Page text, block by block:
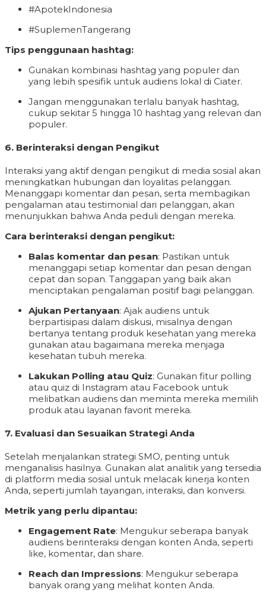
#ApotekIndonesia
#SuplemenTangerang
Tips penggunaan hashtag:
Gunakan kombinasi hashtag yang populer dan
yang lebih spesifik untuk audiens lokal di Ciater.
Jangan menggunakan terlalu banyak hashtag,
cukup sekitar 5 hingga 10 hashtag yang relevan dan
populer.
6. Berinteraksi dengan Pengikut
Interaksi yang aktif dengan pengikut di media sosial akan
meningkatkan hubungan dan loyalitas pelanggan.
Menanggapi komentar dan pesan, serta membagikan
pengalaman atau testimonial dari pelanggan, akan
menunjukkan bahwa Anda peduli dengan mereka.
Cara berinteraksi dengan pengikut:
Balas komentar dan pesan: Pastikan untuk
menanggapi setiap komentar dan pesan dengan
cepat dan sopan. Tanggapan yang baik akan
menciptakan pengalaman positif bagi pelanggan.
Ajukan Pertanyaan: Ajak audiens untuk
berpartisipasi dalam diskusi, misalnya dengan
bertanya tentang produk kesehatan yang mereka
gunakan atau bagaimana mereka menjaga
kesehatan tubuh mereka.
Lakukan Polling atau Quiz: Gunakan fitur polling
atau quiz di Instagram atau Facebook untuk
melibatkan audiens dan meminta mereka memilih
produk atau layanan favorit mereka.
7. Evaluasi dan Sesuaikan Strategi Anda
Setelah menjalankan strategi SMO, penting untuk
menganalisis hasilnya. Gunakan alat analitik yang tersedia
di platform media sosial untuk melacak kinerja konten
Anda, seperti jumlah tayangan, interaksi, dan konversi.
Metrik yang perlu dipantau:
Engagement Rate: Mengukur seberapa banyak
audiens berinteraksi dengan konten Anda, seperti
like, komentar, dan share.
Reach dan Impressions: Mengukur seberapa
banyak orang yang melihat konten Anda.